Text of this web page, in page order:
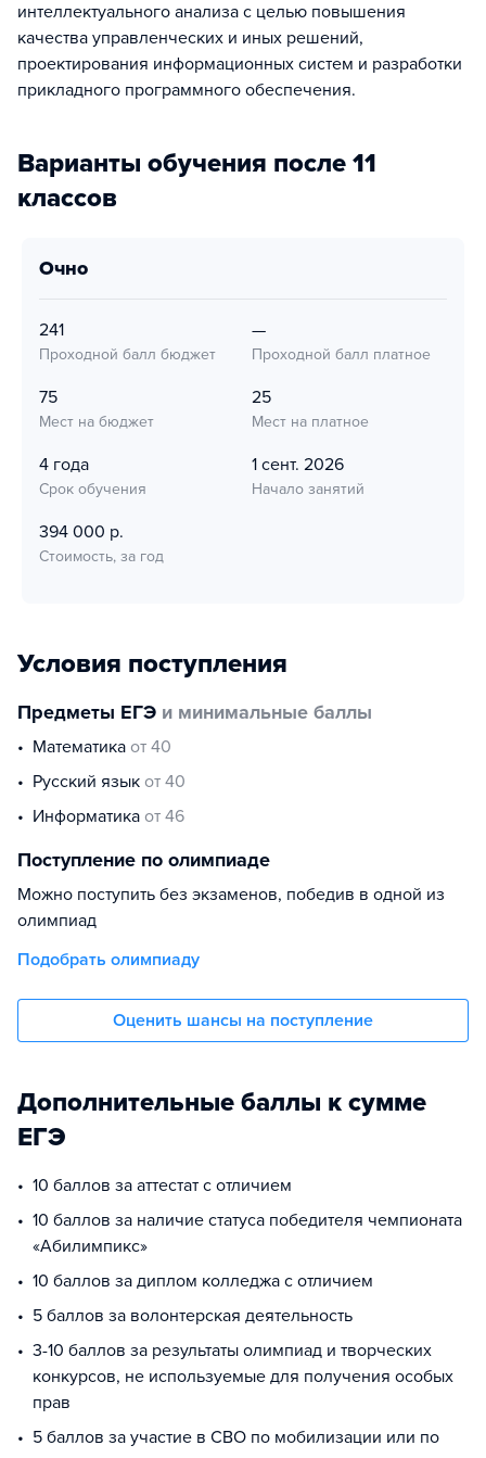
интеллектуального анализа с целью повышения
качества управленческих и иных решений,
проектирования информационных систем и разработки
прикладного программного обеспечения.
Варианты обучения после 11
классов
очно
241
Проходной балл бюджет
—
Проходной балл платное
75
Мест на бюджет
25
Мест на платное
4 года
Срок обучения
1 сент. 2026
Начало занятий
394 000 р.
Стоимость, за год
Условия поступления
Предметы ЕГЭ и минимальные баллы
математика от 40
русский язык от 40
информатика от 46
Поступление по олимпиаде
Можно поступить без экзаменов, победив в одной из
олимпиад
Подобрать олимпиаду
Оценить шансы на поступление
Дополнительные баллы к сумме
ЕГЭ
10 баллов за аттестат с отличием
10 баллов за наличие статуса победителя чемпионата
«Абилимпикс»
10 баллов за диплом колледжа с отличием
5 баллов за волонтерская деятельность
3-10 баллов за результаты олимпиад и творческих
конкурсов, не используемые для получения особых
прав
5 баллов за участие в СВО по мобилизации или по